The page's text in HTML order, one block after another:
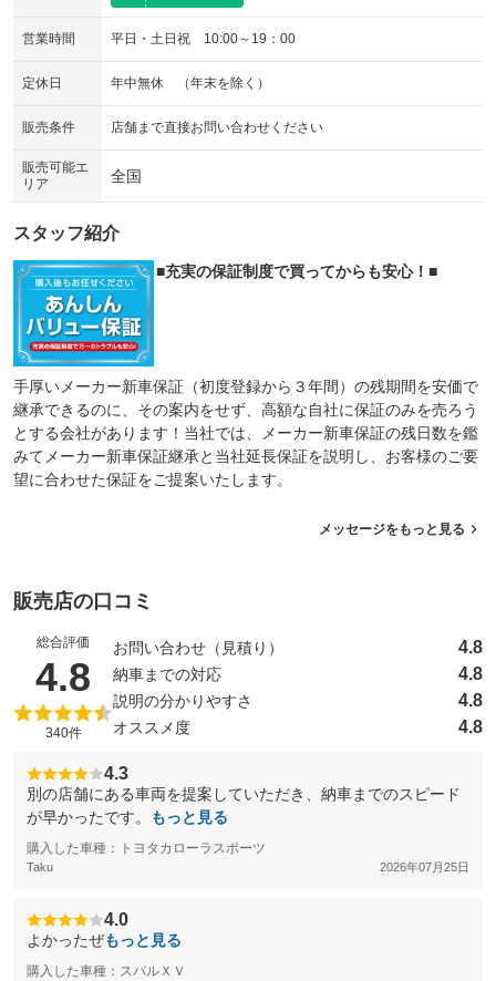
営業時間 平日・土日祝 10:00～19：00
定休日 年中無休 （年末を除く）
販売条件 店舗まで直接お問い合わせください
販売可能エ
リア
全国
スタッフ紹介
■充実の保証制度で買ってからも安心！■
手厚いメーカー新車保証（初度登録から３年間）の残期間を安価で
継承できるのに、その案内をせず、高額な自社に保証のみを売ろう
とする会社があります！当社では、メーカー新車保証の残日数を鑑
みてメーカー新車保証継承と当社延長保証を説明し、お客様のご要
望に合わせた保証をご提案いたします。
メッセージをもっと見る
販売店の口コミ
総合評価
4.8 （5点満点中）
340件
お問い合わせ（見積り） 4.8
納車までの対応 4.8
説明の分かりやすさ 4.8
オススメ度 4.8
4.3
別の店舗にある車両を提案していただき、納車までのスピード
が早かったです。
もっと見る
購入した車種：トヨタカローラスポーツ
Taku 2026年07月25日
4.0
よかったぜもっと見る
購入した車種：スバルＸＶ